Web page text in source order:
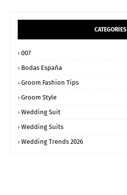
CATEGORIES
007
Bodas España
Groom Fashion Tips
Groom Style
Wedding Suit
Wedding Suits
Wedding Trends 2026